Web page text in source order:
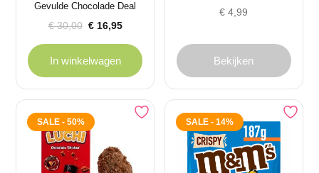
Gevulde Chocolade Deal
€30,00
Oorspronkelijke
€ 30,00.
€16,95
Huidige
€ 16,95.
In winkelwagen
€ 4,99
Bekijken
SALE - 50% SALE - 14%